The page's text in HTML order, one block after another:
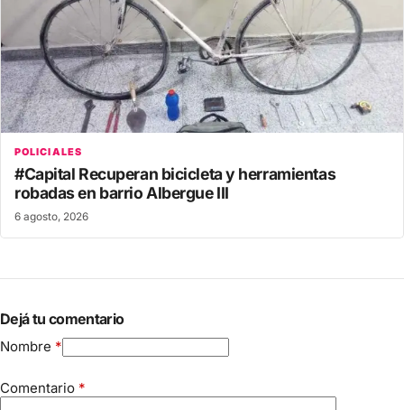
POLICIALES
#Capital Recuperan bicicleta y herramientas
robadas en barrio Albergue III
6 agosto, 2026
Dejá tu comentario
Nombre *
Comentario *